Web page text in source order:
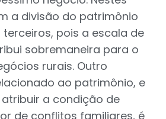
a divisão do patrimônio
pois a escala de
sobremaneira para o
rurais. Outro
ao patrimônio, e
a condição de
de conflitos familiares, é